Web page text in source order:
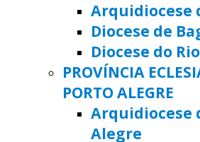
Arquidiocese
Diocese de
Diocese do
PROVÍNCIA
PORTO ALEGRE
Arquidiocese
Alegre